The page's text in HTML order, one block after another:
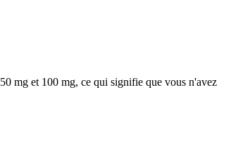
mg et 100 mg, ce qui signifie que vous n'avez